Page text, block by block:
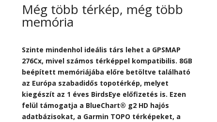
Még több térkép, még több
memória
Szinte mindenhol ideális társ lehet a GPSMAP
276Cx, mivel számos térképpel kompatibilis. 8GB
beépített memóriájába előre betöltve található
az Európa szabadidős topotérkép, melyet
kiegészít az 1 éves BirdsEye előfizetés is. Ezen
felül támogatja a BlueChart® g2 HD hajós
adatbázisokat, a Garmin TOPO térképeket, a